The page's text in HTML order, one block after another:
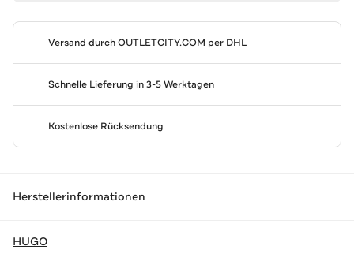
Versand durchOUTLETCITY.COM per DHL
Schnelle Lieferung in 3-5 Werktagen
Kostenlose Rücksendung
Herstellerinformationen
HUGO